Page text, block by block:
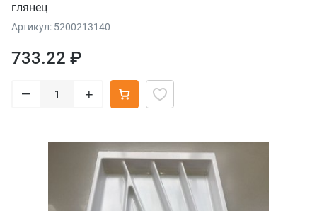
глянец
Артикул: 5200213140
733.22 ₽
– +